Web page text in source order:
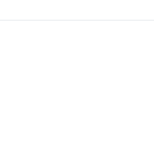
Additional information: Mit Einkerbungen